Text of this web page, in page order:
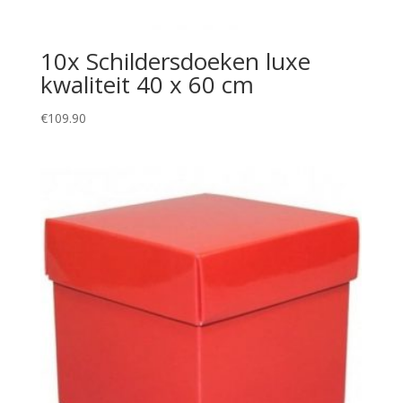
10x Schildersdoeken luxe
kwaliteit 40 x 60 cm
€109.90